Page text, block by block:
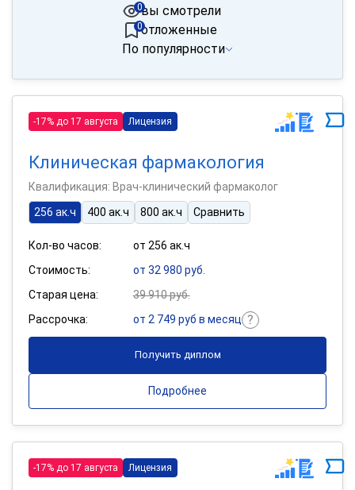
вы смотрели
0
отложенные
0
По популярности
-17% до 17 августа Лицензия
Клиническая фармакология
Квалификация: Врач-клинический фармаколог
256 ак.ч
400 ак.ч 800 ак.ч Сравнить
Кол-во часов:
от 256 ак.ч
Стоимость:
от 32 980 руб.
Старая цена:
39 910 руб.
Рассрочка:
от 2 749 руб в месяц
Получить диплом
Подробнее
-17% до 17 августа Лицензия